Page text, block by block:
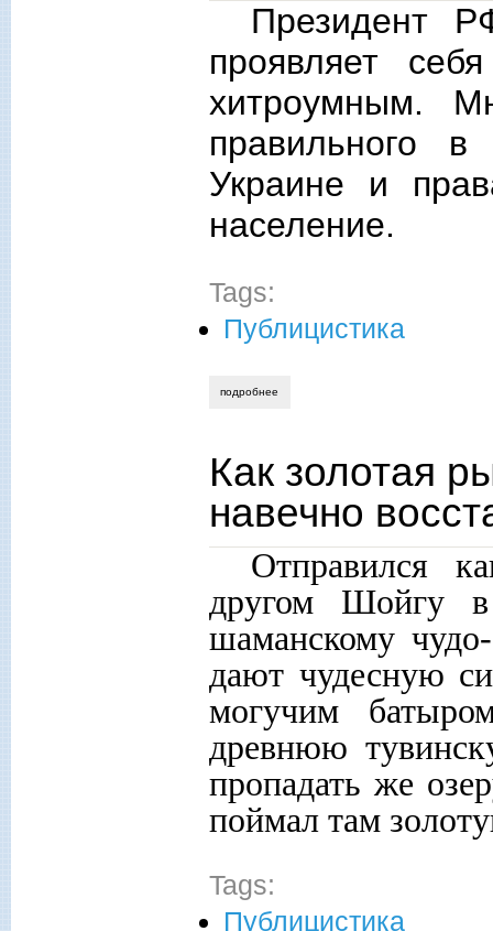
Президент
проявляет
хитроумным.
правильного
Украине и
население.
Tags:
Публицистика
подробнее
Как золотая
навечно
Отправился
другом Шойгу
шаманскому
дают чудесную
могучим
древнюю
пропадать же
поймал там
Tags:
Публицистика